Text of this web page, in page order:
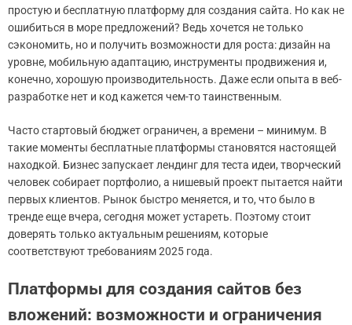
простую и бесплатную платформу для создания сайта. Но как не
ошибиться в море предложений? Ведь хочется не только
сэкономить, но и получить возможности для роста: дизайн на
уровне, мобильную адаптацию, инструменты продвижения и,
конечно, хорошую производительность. Даже если опыта в веб-
разработке нет и код кажется чем-то таинственным.
Часто стартовый бюджет ограничен, а времени – минимум. В
такие моменты бесплатные платформы становятся настоящей
находкой. Бизнес запускает лендинг для теста идеи, творческий
человек собирает портфолио, а нишевый проект пытается найти
первых клиентов. Рынок быстро меняется, и то, что было в
тренде еще вчера, сегодня может устареть. Поэтому стоит
доверять только актуальным решениям, которые
соответствуют требованиям 2025 года.
Платформы для создания сайтов без
вложений: возможности и ограничения